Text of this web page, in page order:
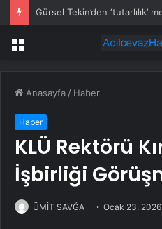
Menü
Anasayfa / Haber
Haber
KLÜ Rektörü
İşbirliği
ÜMİT SAVĞA Ocak 23, 2026